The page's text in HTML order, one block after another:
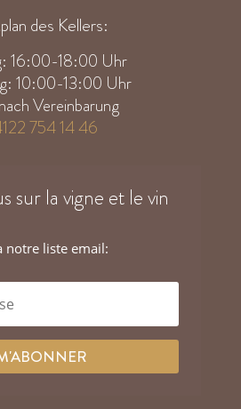
des Kellers:
16:00-18:00 Uhr
10:00-13:00 Uhr
Vereinbarung
754 14 46
sur la vigne et le vin
notre liste email: